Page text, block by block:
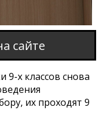
сайте
9-х классов снова
их проходят 9